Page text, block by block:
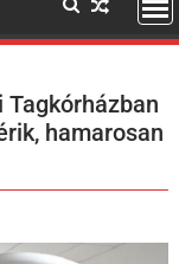
hamarosan